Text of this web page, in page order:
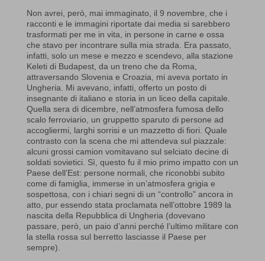
Non avrei, però, mai immaginato, il 9 novembre, che i
racconti e le immagini riportate dai media si sarebbero
trasformati per me in vita, in persone in carne e ossa
che stavo per incontrare sulla mia strada. Era passato,
infatti, solo un mese e mezzo e scendevo, alla stazione
Keleti di Budapest, da un treno che da Roma,
attraversando Slovenia e Croazia, mi aveva portato in
Ungheria. Mi avevano, infatti, offerto un posto di
insegnante di italiano e storia in un liceo della capitale.
Quella sera di dicembre, nell’atmosfera fumosa dello
scalo ferroviario, un gruppetto sparuto di persone ad
accogliermi, larghi sorrisi e un mazzetto di fiori. Quale
contrasto con la scena che mi attendeva sul piazzale:
alcuni grossi camion vomitavano sul selciato decine di
soldati sovietici. Sì, questo fu il mio primo impatto con un
Paese dell’Est: persone normali, che riconobbi subito
come di famiglia, immerse in un’atmosfera grigia e
sospettosa, con i chiari segni di un “controllo” ancora in
atto, pur essendo stata proclamata nell’ottobre 1989 la
nascita della Repubblica di Ungheria (dovevano
passare, però, un paio d’anni perché l’ultimo militare con
la stella rossa sul berretto lasciasse il Paese per
sempre).